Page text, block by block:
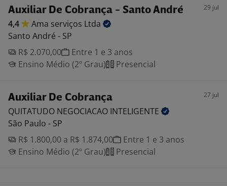
Auxiliar De Cobrança - Santo André 29 jul
4,4 Ama serviços Ltda
Santo André - SP
R$ 2.070,00
Entre 1 e 3 anos
Ensino Médio (2º Grau)
Presencial
Auxiliar De Cobrança 27 jul
QUITATUDO NEGOCIACAO INTELIGENTE
São Paulo - SP
R$ 1.800,00 a R$ 1.874,00
Entre 1 e 3 anos
Ensino Médio (2º Grau)
Presencial